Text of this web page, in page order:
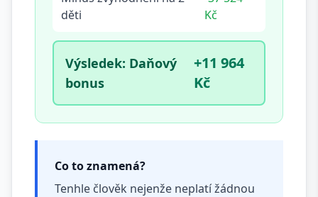
děti
Kč
Výsledek: Daňový
bonus
+11 964
Kč
Co to znamená?
Tenhle člověk nejenže neplatí žádnou